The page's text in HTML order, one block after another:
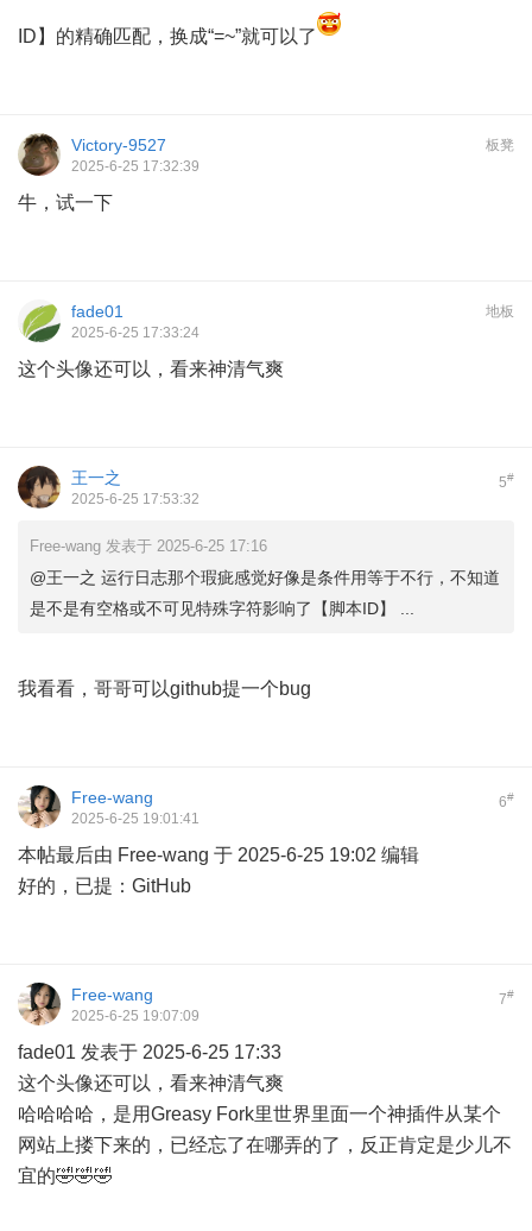
ID】的精确匹配，换成“=~”就可以了
板凳
Victory-9527
2025-6-25 17:32:39
牛，试一下
地板
fade01
2025-6-25 17:33:24
这个头像还可以，看来神清气爽
5#
王一之
2025-6-25 17:53:32
Free-wang 发表于 2025-6-25 17:16
@王一之 运行日志那个瑕疵感觉好像是条件用等于不行，不知道
是不是有空格或不可见特殊字符影响了【脚本ID】 ...
我看看，哥哥可以github提一个bug
6#
Free-wang
2025-6-25 19:01:41
本帖最后由 Free-wang 于 2025-6-25 19:02 编辑
好的，已提： GitHub
7#
Free-wang
2025-6-25 19:07:09
fade01 发表于 2025-6-25 17:33
这个头像还可以，看来神清气爽
哈哈哈哈，是用Greasy Fork里世界里面一个神插件从某个
网站上搂下来的，已经忘了在哪弄的了，反正肯定是少儿不
宜的🤣🤣🤣